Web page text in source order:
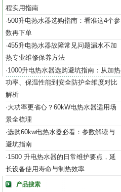
程实用指南
·500升电热水器选购指南：看准这4个参
数再下单
·455升电热水器故障常见问题漏水不加
热专业维修保养方法
·1000升电热水器选购避坑指南：从加热
功率、保温性能到安全防护全维度对比
解析
·大功率更省心？60kW电热水器适用场
景全梳理
·选购60kw电热水器必看：参数解读与
避坑指南
·1500 升电热水器的日常维护要点，延
长设备使用寿命与制热效率
产品搜索